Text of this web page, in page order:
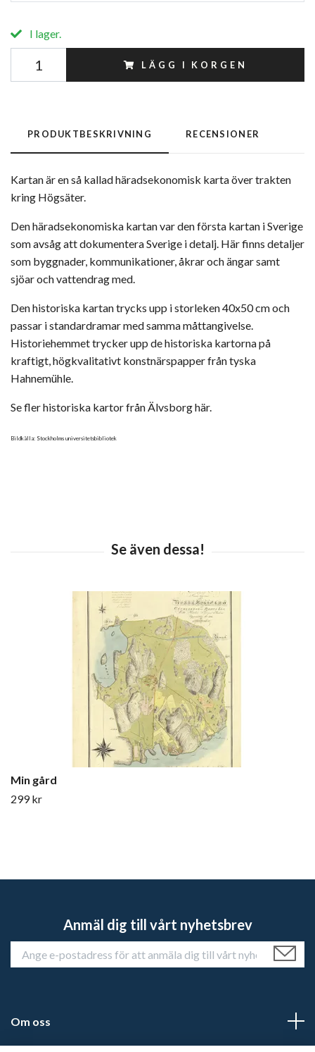
I lager.
LÄGG I KORGEN
PRODUKTBESKRIVNING RECENSIONER
Kartan är en så kallad häradsekonomisk karta över trakten
kring Högsäter.
Den häradsekonomiska kartan var den första kartan i Sverige
som avsåg att dokumentera Sverige i detalj. Här finns detaljer
som byggnader, kommunikationer, åkrar och ängar samt
sjöar och vattendrag med.
Den historiska kartan trycks upp i storleken 40x50 cm och
passar i standardramar med samma måttangivelse.
Historiehemmet trycker upp de historiska kartorna på
kraftigt, högkvalitativt konstnärspapper från tyska
Hahnemühle.
Se fler historiska kartor från Älvsborg här.
Bildkälla: Stockholms universitetsbibliotek
Min gård
299 kr
Anmäl dig till vårt nyhetsbrev
Om oss